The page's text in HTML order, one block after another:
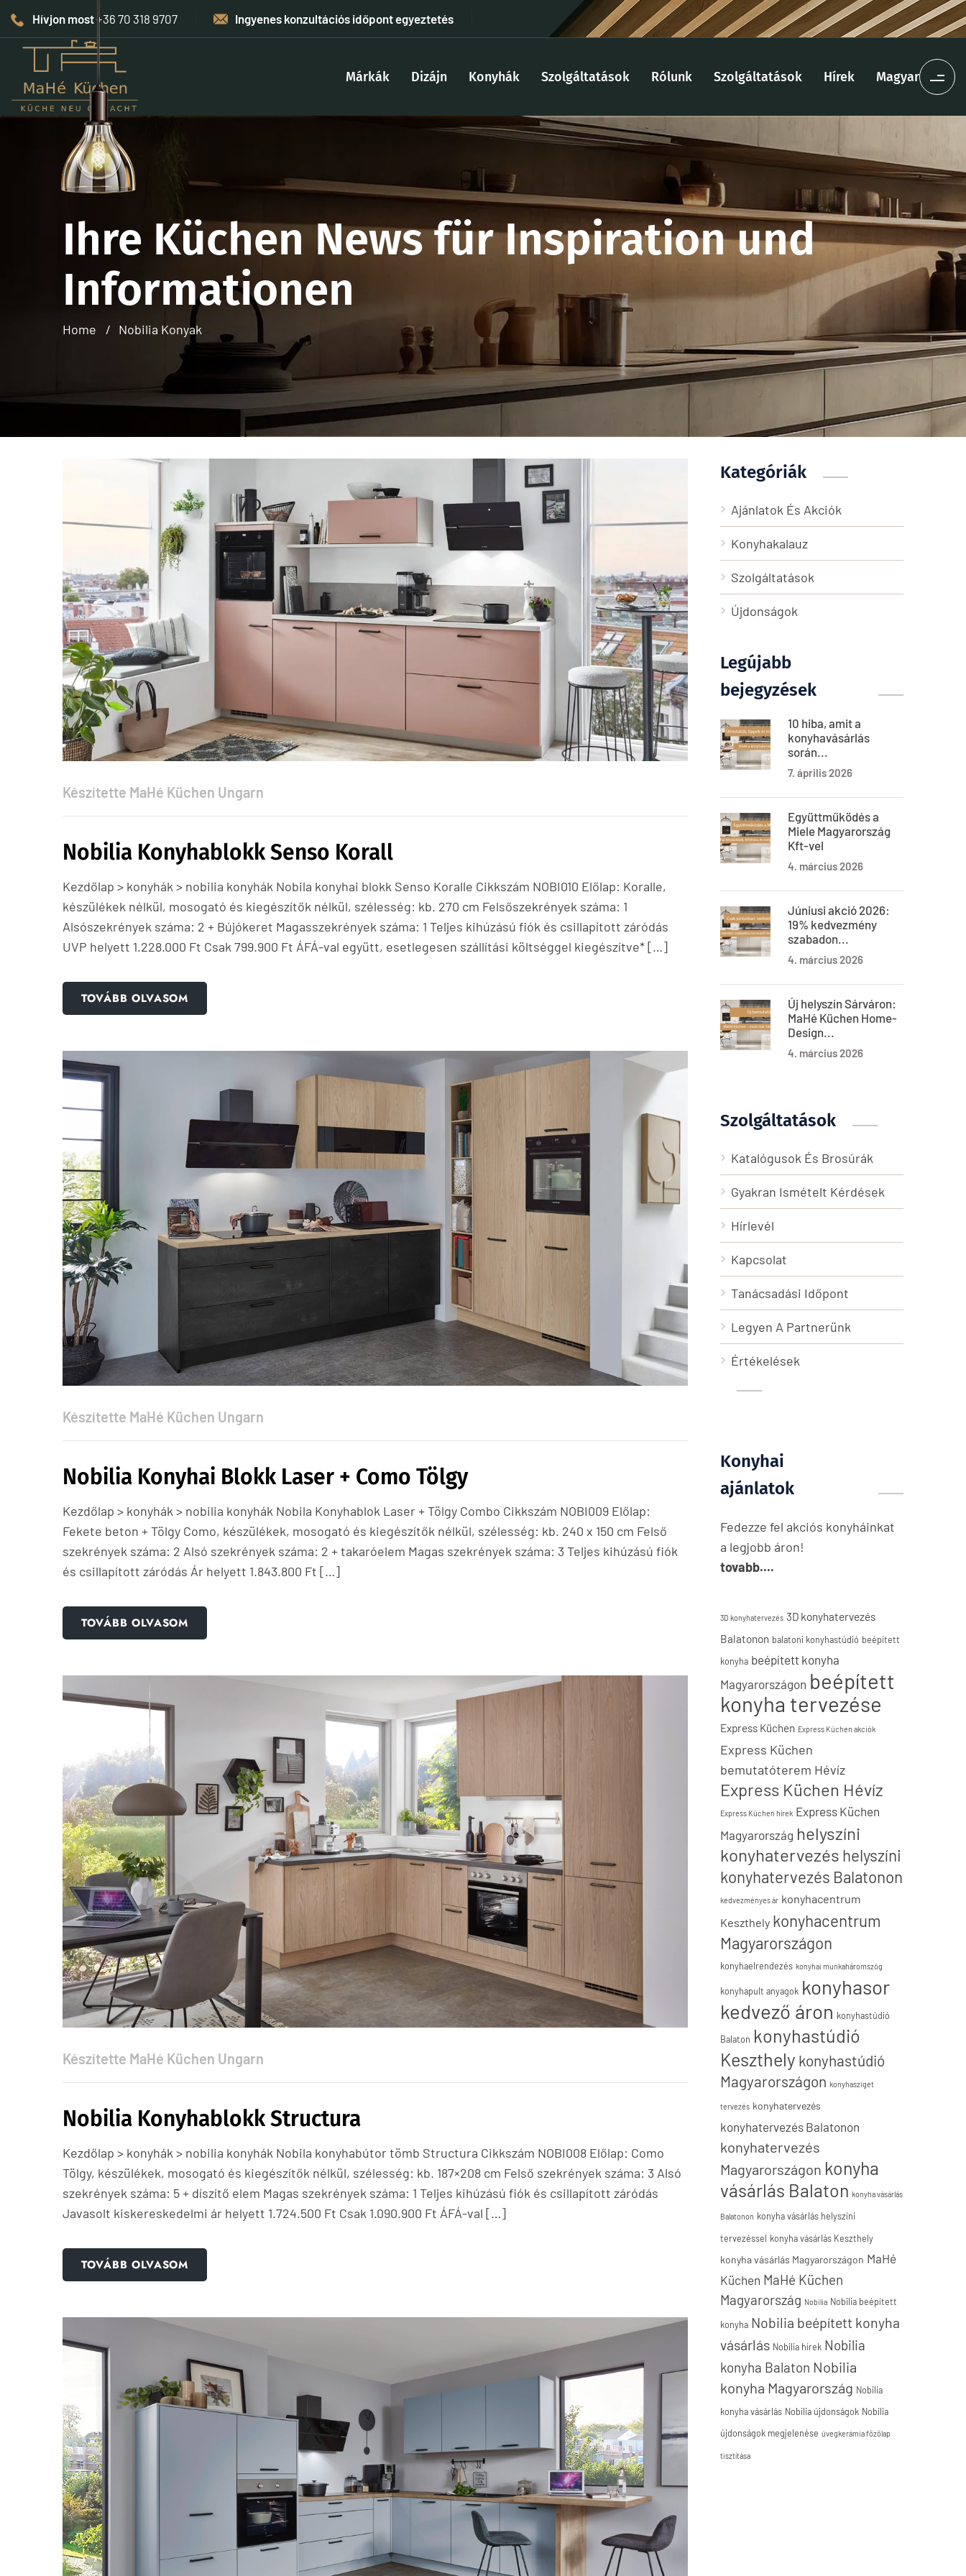
Hívjon most+36 70 318 9707 Ingyenes konzultációs időpont egyeztetés
Márkák Dizájn Konyhák Szolgáltatások Rólunk Szolgáltatások Hírek Magyar
Ihre Küchen News für Inspiration und
Informationen
Home Nobilia Konyak
Készítette MaHé Küchen Ungarn
Nobilia Konyhablokk Senso Korall
Kezdőlap > konyhák > nobilia konyhák Nobila konyhai blokk Senso Koralle Cikkszám NOBI010 Előlap: Koralle,
készülékek nélkül, mosogató és kiegészítők nélkül, szélesség: kb. 270 cm Felsőszekrények száma: 1
Alsószekrények száma: 2 + Bújókeret Magasszekrények száma: 1 Teljes kihúzású fiók és csillapított záródás
UVP helyett 1.228.000 Ft Csak 799.900 Ft ÁFÁ-val együtt, esetlegesen szállítási költséggel kiegészítve* […]
TOVÁBB OLVASOM
Készítette MaHé Küchen Ungarn
Nobilia Konyhai Blokk Laser + Como Tölgy
Kezdőlap > konyhák > nobilia konyhák Nobila Konyhablok Laser + Tölgy Combo Cikkszám NOBI009 Előlap:
Fekete beton + Tölgy Como, készülékek, mosogató és kiegészítők nélkül, szélesség: kb. 240 x 150 cm Felső
szekrények száma: 2 Alsó szekrények száma: 2 + takaróelem Magas szekrények száma: 3 Teljes kihúzású fiók
és csillapított záródás Ár helyett 1.843.800 Ft […]
TOVÁBB OLVASOM
Készítette MaHé Küchen Ungarn
Nobilia Konyhablokk Structura
Kezdőlap > konyhák > nobilia konyhák Nobila konyhabútor tömb Structura Cikkszám NOBI008 Előlap: Como
Tölgy, készülékek, mosogató és kiegészítők nélkül, szélesség: kb. 187×208 cm Felső szekrények száma: 3 Alsó
szekrények száma: 5 + díszítő elem Magas szekrények száma: 1 Teljes kihúzású fiók és csillapított záródás
Javasolt kiskereskedelmi ár helyett 1.724.500 Ft Csak 1.090.900 Ft ÁFÁ-val […]
TOVÁBB OLVASOM
Kategóriák
Ajánlatok És Akciók
Konyhakalauz
Szolgáltatások
Újdonságok
Legújabb
bejegyzések
10 hiba, amit a
konyhavásárlás
során...
7. április 2026
Együttműködés a
Miele Magyarország
Kft-vel
4. március 2026
Júniusi akció 2026:
19% kedvezmény
szabadon...
4. március 2026
Új helyszín Sárváron:
MaHé Küchen Home-
Design...
4. március 2026
Szolgáltatások
Katalógusok És Brosúrák
Gyakran Ismételt Kérdések
Hírlevél
Kapcsolat
Tanácsadási Időpont
Legyen A Partnerünk
Értékelések
Konyhai
ajánlatok
Fedezze fel akciós konyháinkat
a legjobb áron!
tovabb....
3D konyhatervezés 3D konyhatervezés
Balatonon balatoni konyhastúdió beépített
konyha beépített konyha
Magyarországon beépített
konyha tervezése
Express Küchen Express Küchen akciók
Express Küchen
bemutatóterem Hévíz
Express Küchen Hévíz
Express Küchen hírek Express Küchen
Magyarország helyszíni
konyhatervezés helyszíni
konyhatervezés Balatonon
kedvezményes ár konyhacentrum
Keszthely konyhacentrum
Magyarországon
konyhaelrendezés konyhai munkaháromszög
konyhapult anyagok konyhasor
kedvező áron konyhastúdió
Balaton konyhastúdió
Keszthely konyhastúdió
Magyarországon konyhasziget
tervezés konyhatervezés
konyhatervezés Balatonon
konyhatervezés
Magyarországon konyha
vásárlás Balaton konyha vásárlás
Balatonon konyha vásárlás helyszíni
tervezéssel konyha vásárlás Keszthely
konyha vásárlás Magyarországon MaHé
Küchen MaHé Küchen
Magyarország Nobilia Nobilia beépített
konyha Nobilia beépített konyha
vásárlás Nobilia hírek Nobilia
konyha Balaton Nobilia
konyha Magyarország Nobilia
konyha vásárlás Nobilia újdonságok Nobilia
újdonságok megjelenése üvegkerámia főzőlap
tisztítása